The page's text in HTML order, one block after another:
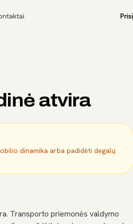
atvira
dinamika arba padidėti degalų
Transporto priemonės valdymo